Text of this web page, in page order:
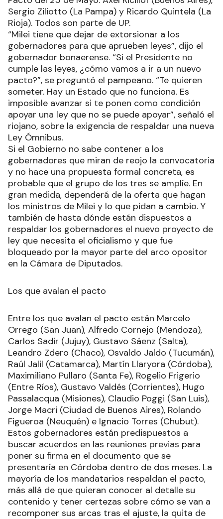
Sergio Ziliotto (La Pampa) y Ricardo Quintela (La
Rioja). Todos son parte de UP.
“Milei tiene que dejar de extorsionar a los
gobernadores para que aprueben leyes”, dijo el
gobernador bonaerense. “Si el Presidente no
cumple las leyes, ¿cómo vamos a ir a un nuevo
pacto?”, se preguntó el pampeano. “Te quieren
someter. Hay un Estado que no funciona. Es
imposible avanzar si te ponen como condición
apoyar una ley que no se puede apoyar”, señaló el
riojano, sobre la exigencia de respaldar una nueva
Ley Ómnibus.
Si el Gobierno no sabe contener a los
gobernadores que miran de reojo la convocatoria
y no hace una propuesta formal concreta, es
probable que el grupo de los tres se amplíe. En
gran medida, dependerá de la oferta que hagan
los ministros de Milei y lo que pidan a cambio. Y
también de hasta dónde están dispuestos a
respaldar los gobernadores el nuevo proyecto de
ley que necesita el oficialismo y que fue
bloqueado por la mayor parte del arco opositor
en la Cámara de Diputados.
Los que avalan el pacto
Entre los que avalan el pacto están Marcelo
Orrego (San Juan), Alfredo Cornejo (Mendoza),
Carlos Sadir (Jujuy), Gustavo Sáenz (Salta),
Leandro Zdero (Chaco), Osvaldo Jaldo (Tucumán),
Raúl Jalil (Catamarca), Martín Llaryora (Córdoba),
Maximiliano Pullaro (Santa Fe), Rogelio Frigerio
(Entre Ríos), Gustavo Valdés (Corrientes), Hugo
Passalacqua (Misiones), Claudio Poggi (San Luis),
Jorge Macri (Ciudad de Buenos Aires), Rolando
Figueroa (Neuquén) e Ignacio Torres (Chubut).
Estos gobernadores están predispuestos a
buscar acuerdos en las reuniones previas para
poner su firma en el documento que se
presentaría en Córdoba dentro de dos meses. La
mayoría de los mandatarios respaldan el pacto,
más allá de que quieran conocer al detalle su
contenido y tener certezas sobre cómo se van a
recomponer sus arcas tras el ajuste, la quita de